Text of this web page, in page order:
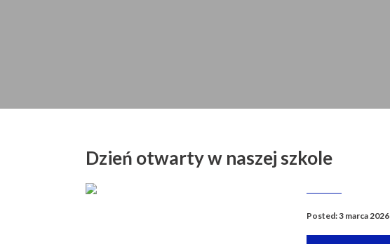
Dzień otwarty w naszej szkole
Posted: 3 marca 2026